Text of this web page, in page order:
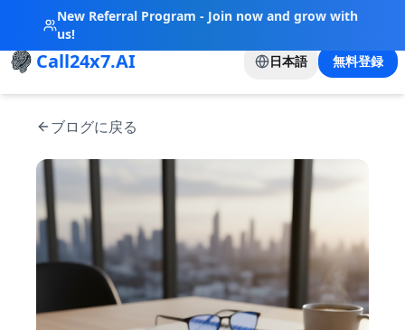
New Referral Program - Join now and grow with
us!
Call24x7.AI 日本語 無料登録
ブログに戻る